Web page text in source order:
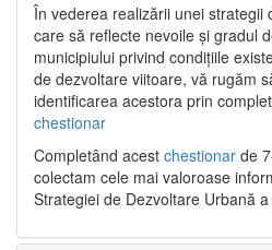
În vederea realizării unei strategii
care să reflecte nevoile și gradul
municipiului privind condițiile
de dezvoltare viitoare, vă rugăm
identificarea acestora prin
chestionar
Completând acest chestionar de
colectam cele mai valoroase
Strategiei de Dezvoltare Urbană